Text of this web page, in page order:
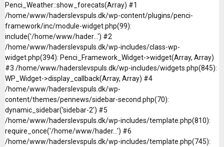
Penci_Weather::show_forecats(Array) #1
/home/www/haderslevspuls.dk/wp-content/plugins/penci-
framework/inc/module-widget.php(99):
include('/home/www/hader...') #2
/home/www/haderslevspuls.dk/wp-includes/class-wp-
widget.php(394): Penci_Framework_Widget->widget(Array, Array)
#3 /home/www/haderslevspuls.dk/wp-includes/widgets.php(845):
WP_Widget->display_callback(Array, Array) #4
/home/www/haderslevspuls.dk/wp-
content/themes/pennews/sidebar-second.php(70):
dynamic_sidebar('sidebar-2') #5
/home/www/haderslevspuls.dk/wp-includes/template.php(810):
require_once('/home/www/hader...') #6
/home/www/haderslevspuls.dk/wp-includes/template.php(745):